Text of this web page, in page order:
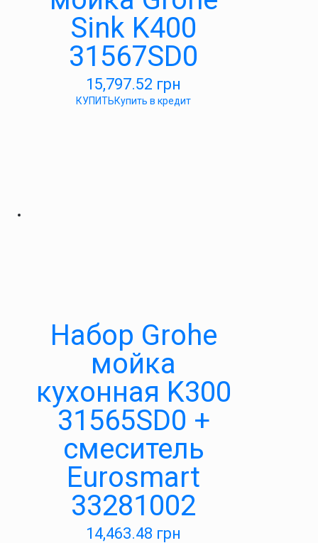
Sink K400
31567SD0
15,797.52 грн
КУПИТЬКупить в кредит
Набор Grohe
мойка
кухонная K300
31565SD0 +
смеситель
Eurosmart
33281002
14,463.48 грн